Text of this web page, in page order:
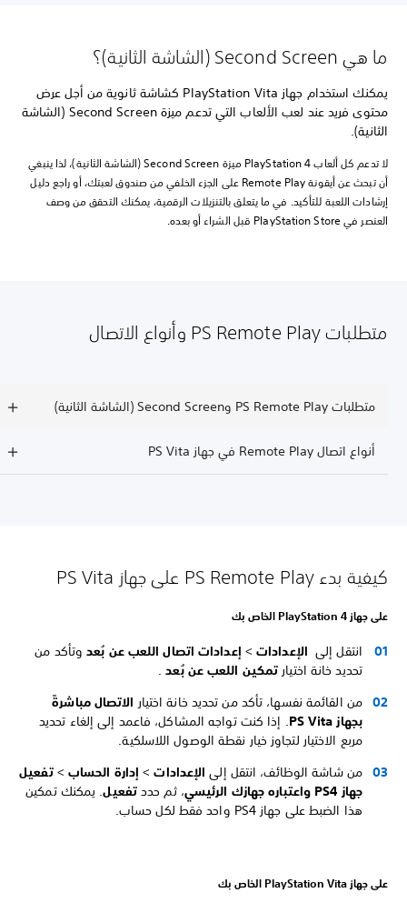
ما هي Second Screen (الشاشة الثانية)؟
يمكنك استخدام جهاز PlayStation Vita كشاشة ثانوية من أجل عرض
محتوى فريد عند لعب الألعاب التي تدعم ميزة Second Screen (الشاشة
الثانية).
لا تدعم كل ألعاب PlayStation 4 ميزة Second Screen (الشاشة الثانية)، لذا ينبغي
أن تبحث عن أيقونة Remote Play على الجزء الخلفي من صندوق لعبتك، أو راجع دليل
إرشادات اللعبة للتأكيد. في ما يتعلق بالتنزيلات الرقمية، يمكنك التحقق من وصف
العنصر في PlayStation Store قبل الشراء أو بعده.
متطلبات PS Remote Play وأنواع الاتصال
متطلبات PS Remote Play وSecond Screen (الشاشة الثانية)
أنواع اتصال Remote Play في جهاز PS Vita
كيفية بدء PS Remote Play على جهاز PS Vita
على جهاز PlayStation 4 الخاص بك
انتقل إلى الإعدادات>إعدادات اتصال اللعب عن بُعدوتأكد من
تحديد خانة اختيارتمكين اللعب عن بُعد.
من القائمة نفسها، تأكد من تحديد خانة اختيارالاتصال مباشرةً
بجهاز PS Vita
. إذا كنت تواجه المشاكل، فاعمد إلى إلغاء تحديد
مربع الاختيار لتجاوز خيار نقطة الوصول اللاسلكية.
من شاشة الوظائف، انتقل إلىالإعدادات>إدارة الحساب>تفعيل
جهاز PS4 واعتباره جهازك الرئيسي
، ثم حددتفعيل. يمكنك تمكين
هذا الضبط على جهاز PS4 واحد فقط لكل حساب.
على جهاز PlayStation Vita الخاص بك